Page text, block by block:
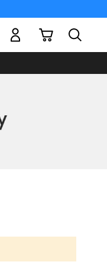
Mi carrito